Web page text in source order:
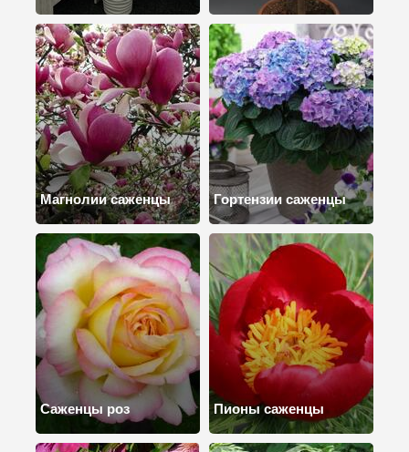
Магнолии саженцы Гортензии саженцы
Саженцы роз Пионы саженцы